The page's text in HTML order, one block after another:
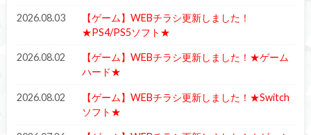
2026.08.03
【ゲーム】WEBチラシ更新しました！
★PS4/PS5ソフト★
2026.08.02
【ゲーム】WEBチラシ更新しました！★ゲーム
ハード★
2026.08.02
【ゲーム】WEBチラシ更新しました！★Switch
ソフト★